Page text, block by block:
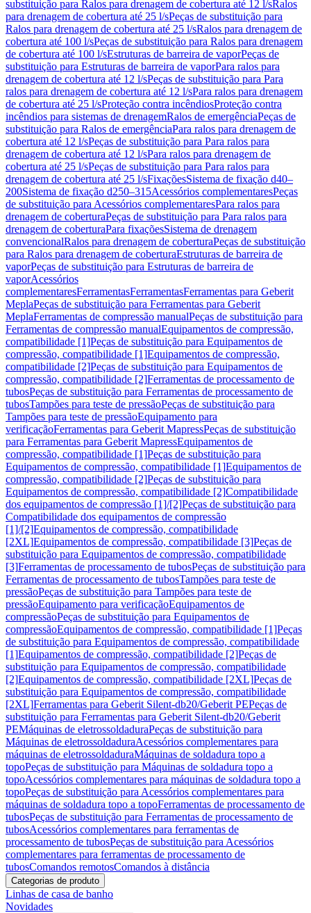
substituição para Ralos para drenagem de cobertura até 12 l/sRalos
para drenagem de cobertura até 25 l/sPeças de substituição para
Ralos para drenagem de cobertura até 25 l/sRalos para drenagem de
cobertura até 100 l/sPeças de substituição para Ralos para drenagem
de cobertura até 100 l/sEstruturas de barreira de vaporPeças de
substituição para Estruturas de barreira de vaporPara ralos para
drenagem de cobertura até 12 l/sPeças de substituição para Para
ralos para drenagem de cobertura até 12 l/sPara ralos para drenagem
de cobertura até 25 l/sProteção contra incêndiosProteção contra
incêndios para sistemas de drenagemRalos de emergênciaPeças de
substituição para Ralos de emergênciaPara ralos para drenagem de
cobertura até 12 l/sPeças de substituição para Para ralos para
drenagem de cobertura até 12 l/sPara ralos para drenagem de
cobertura até 25 l/sPeças de substituição para Para ralos para
drenagem de cobertura até 25 l/sFixaçõesSistema de fixação d40–
200Sistema de fixação d250–315Acessórios complementaresPeças
de substituição para Acessórios complementaresPara ralos para
drenagem de coberturaPeças de substituição para Para ralos para
drenagem de coberturaPara fixaçõesSistema de drenagem
convencionalRalos para drenagem de coberturaPeças de substituição
para Ralos para drenagem de coberturaEstruturas de barreira de
vaporPeças de substituição para Estruturas de barreira de
vaporAcessórios
complementaresFerramentasFerramentasFerramentas para Geberit
MeplaPeças de substituição para Ferramentas para Geberit
MeplaFerramentas de compressão manualPeças de substituição para
Ferramentas de compressão manualEquipamentos de compressão,
compatibilidade [1]Peças de substituição para Equipamentos de
compressão, compatibilidade [1]Equipamentos de compressão,
compatibilidade [2]Peças de substituição para Equipamentos de
compressão, compatibilidade [2]Ferramentas de processamento de
tubosPeças de substituição para Ferramentas de processamento de
tubosTampões para teste de pressãoPeças de substituição para
Tampões para teste de pressãoEquipamento para
verificaçãoFerramentas para Geberit MapressPeças de substituição
para Ferramentas para Geberit MapressEquipamentos de
compressão, compatibilidade [1]Peças de substituição para
Equipamentos de compressão, compatibilidade [1]Equipamentos de
compressão, compatibilidade [2]Peças de substituição para
Equipamentos de compressão, compatibilidade [2]Compatibilidade
dos equipamentos de compressão [1]/[2]Peças de substituição para
Compatibilidade dos equipamentos de compressão
[1]/[2]Equipamentos de compressão, compatibilidade
[2XL]Equipamentos de compressão, compatibilidade [3]Peças de
substituição para Equipamentos de compressão, compatibilidade
[3]Ferramentas de processamento de tubosPeças de substituição para
Ferramentas de processamento de tubosTampões para teste de
pressãoPeças de substituição para Tampões para teste de
pressãoEquipamento para verificaçãoEquipamentos de
compressãoPeças de substituição para Equipamentos de
compressãoEquipamentos de compressão, compatibilidade [1]Peças
de substituição para Equipamentos de compressão, compatibilidade
[1]Equipamentos de compressão, compatibilidade [2]Peças de
substituição para Equipamentos de compressão, compatibilidade
[2]Equipamentos de compressão, compatibilidade [2XL]Peças de
substituição para Equipamentos de compressão, compatibilidade
[2XL]Ferramentas para Geberit Silent-db20/Geberit PEPeças de
substituição para Ferramentas para Geberit Silent-db20/Geberit
PEMáquinas de eletrossoldaduraPeças de substituição para
Máquinas de eletrossoldaduraAcessórios complementares para
máquinas de eletrossoldaduraMáquinas de soldadura topo a
topoPeças de substituição para Máquinas de soldadura topo a
topoAcessórios complementares para máquinas de soldadura topo a
topoPeças de substituição para Acessórios complementares para
máquinas de soldadura topo a topoFerramentas de processamento de
tubosPeças de substituição para Ferramentas de processamento de
tubosAcessórios complementares para ferramentas de
processamento de tubosPeças de substituição para Acessórios
complementares para ferramentas de processamento de
tubosComandos remotosComandos à distância
Categorias de produto
Linhas de casa de banho
Novidades